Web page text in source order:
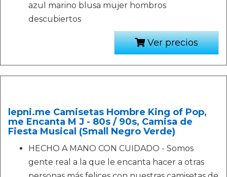
azul marino blusa mujer hombros
descubiertos
Ver precios
lepni.me Camisetas Hombre King of Pop,
me Encanta M J - 80s / 90s, Camisa de
Fiesta Musical (Small Negro Verde)
HECHO A MANO CON CUIDADO - Somos
gente real a la que le encanta hacer a otras